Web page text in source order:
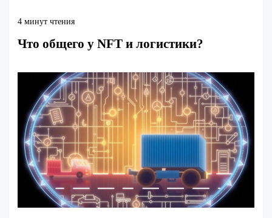
4 минут чтения
Что общего у NFT и логистики?